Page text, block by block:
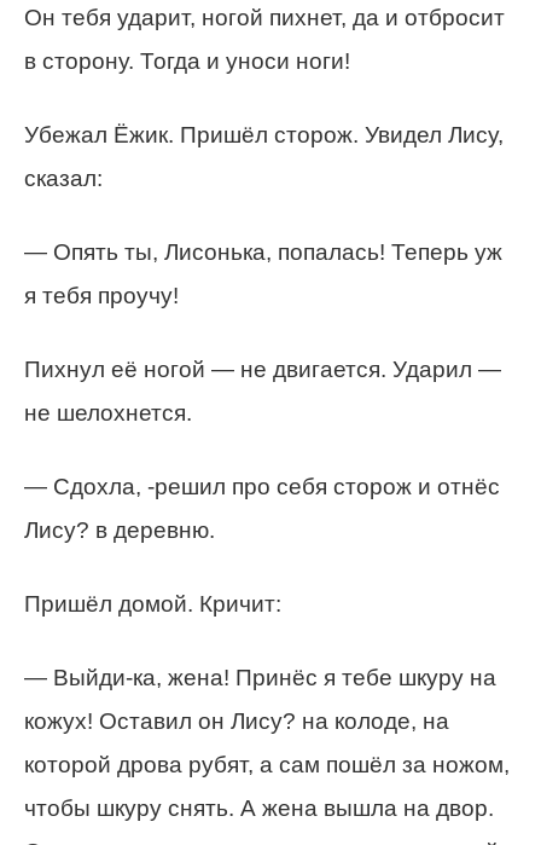
Он тебя ударит, ногой пихнет, да и отбросит
в сторону. Тогда и уноси ноги!
Убежал Ёжик. Пришёл сторож. Увидел Лису,
сказал:
— Опять ты, Лисонька, попалась! Теперь уж
я тебя проучу!
Пихнул её ногой — не двигается. Ударил —
не шелохнется.
— Сдохла, -решил про себя сторож и отнёс
Лису? в деревню.
Пришёл домой. Кричит:
— Выйди-ка, жена! Принёс я тебе шкуру на
кожух! Оставил он Лису? на колоде, на
которой дрова рубят, а сам пошёл за ножом,
чтобы шкуру снять. А жена вышла на двор.